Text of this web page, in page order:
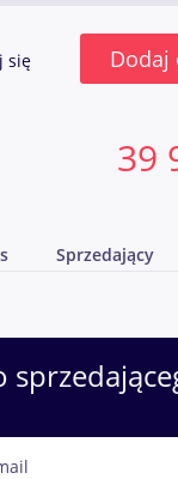
się Dodaj
39
Sprzedający